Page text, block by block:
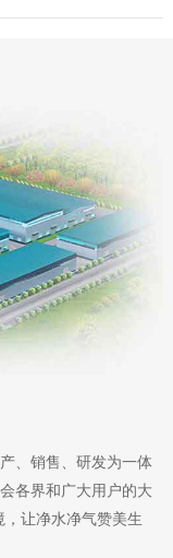
、销售、研发为一体
各界和广大用户的大
让净水净气赞美生